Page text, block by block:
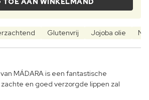
Glutenvrij Jojoba olie
MÁDARA is een fantastische
en goed verzorgde lippen zal